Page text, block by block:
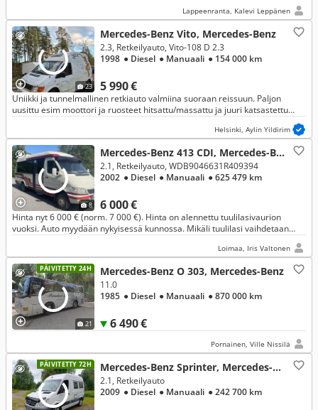
Lappeenranta, Kalevi Leppänen
23
Mercedes-Benz Vito, Mercedes-Benz
5 990 €
2.3, Retkeilyauto, Vito-108 D 2.3
1998 ● Diesel ● Manuaali ● 154 000 km
Uniikki ja tunnelmallinen retkiauto valmiina suoraan reissuun. Paljon
uusittu esim moottori ja ruosteet hitsattu/massattu ja juuri katsastettu
Helsinki, Aylin Yildirim
8
Mercedes-Benz 413 CDI, Mercedes-Benz
6 000 €
2.1, Retkeilyauto, WDB9046631R409394
2002 ● Diesel ● Manuaali ● 625 479 km
Hinta nyt 6 000 € (norm. 7 000 €). Hinta on alennettu tuulilasivaurion
vuoksi. Auto myydään nykyisessä kunnossa. Mikäli tuulilasi vaihdetaan
Loimaa, Iris Valtonen
PÄIVITETTY 24H
21
Mercedes-Benz O 303, Mercedes-Benz
6 490 €
11.0
1985 ● Diesel ● Manuaali ● 870 000 km
Pornainen, Ville Nissilä
PÄIVITETTY 72H Mercedes-Benz Sprinter, Mercedes-Benz
2.1, Retkeilyauto
2009 ● Diesel ● Manuaali ● 242 700 km